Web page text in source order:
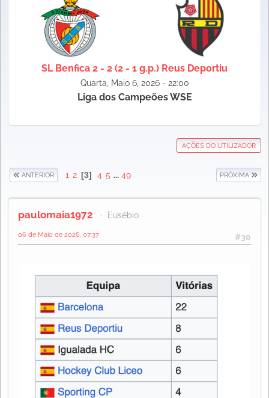
SL Benfica 2 - 2 (2 - 1 g.p.) Reus Deportiu
Quarta, Maio 6, 2026 - 22:00
Liga dos Campeões WSE
AÇÕES DO UTILIZADOR
ANTERIOR 1 2 3 4 5 ... 49 PRÓXIMA
paulomaia1972 Eusébio
#30
06 de Maio de 2026, 07:37